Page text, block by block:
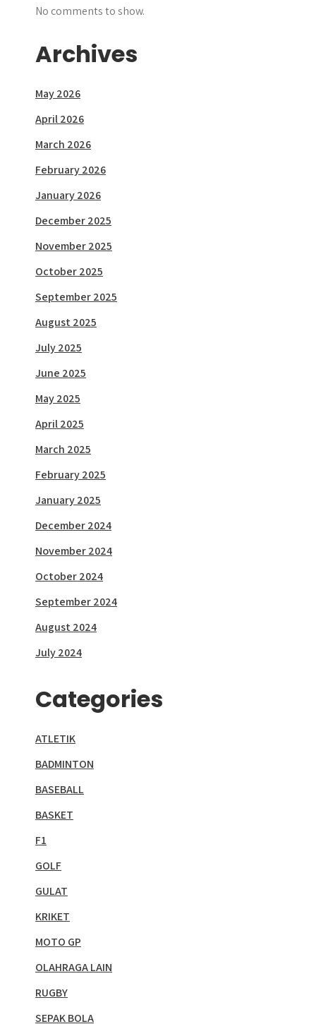
No comments to show.
Archives
May 2026
April 2026
March 2026
February 2026
January 2026
December 2025
November 2025
October 2025
September 2025
August 2025
July 2025
June 2025
May 2025
April 2025
March 2025
February 2025
January 2025
December 2024
November 2024
October 2024
September 2024
August 2024
July 2024
Categories
ATLETIK
BADMINTON
BASEBALL
BASKET
F1
GOLF
GULAT
KRIKET
MOTO GP
OLAHRAGA LAIN
RUGBY
SEPAK BOLA